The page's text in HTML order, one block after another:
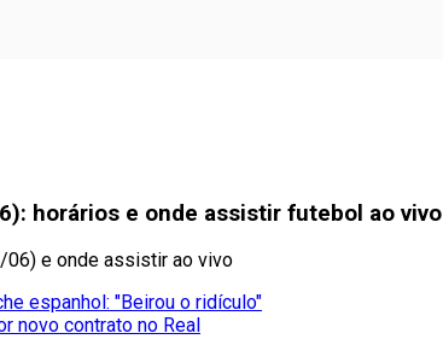
horários e onde assistir futebol ao vivo
e onde assistir ao vivo
espanhol: "Beirou o ridículo"
novo contrato no Real